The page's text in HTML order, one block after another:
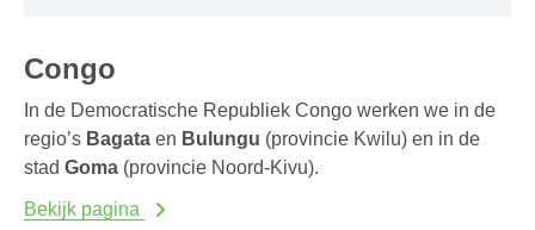
Congo
In de Democratische Republiek Congo werken we in de
regio’s Bagata en Bulungu (provincie Kwilu) en in de
stad Goma (provincie Noord-Kivu).
Bekijk pagina